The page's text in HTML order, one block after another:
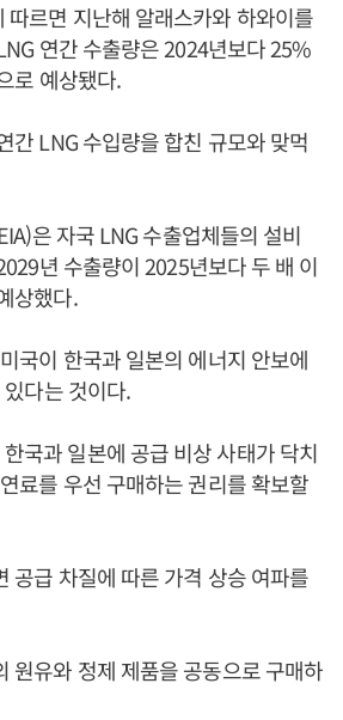
따르면 지난해 알래스카와 하와이를
연간 수출량은 2024년보다 25%
로 예상됐다.
간 LNG 수입량을 합친 규모와 맞먹
은 자국 LNG 수출업체들의 설비
년 수출량이 2025년보다 두 배 이
상했다.
국이 한국과 일본의 에너지 안보에
다는 것이다.
국과 일본에 공급 비상 사태가 닥치
료를 우선 구매하는 권리를 확보할
공급 차질에 따른 가격 상승 여파를
원유와 정제 제품을 공동으로 구매하